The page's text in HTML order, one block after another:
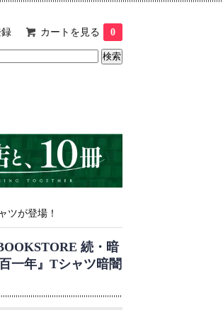
カートを見る 0
ツが登場！
続・暗
一年』Tシャツ暗闇